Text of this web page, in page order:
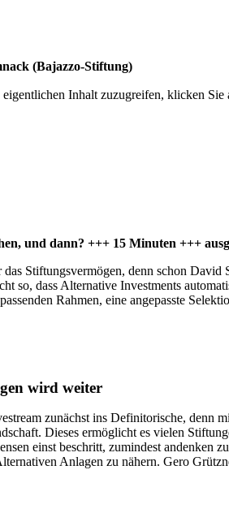
(Bajazzo-Stiftung)
Inhalt zuzugreifen, klicken
und dann? +++ 15 Minuten +++
Stiftungsvermögen, denn schon
so, dass Alternative Investments
Rahmen, eine angepasste
wird weiter
zunächst ins Definitorische, denn
Dieses ermöglicht es vielen
einst beschritt, zumindest
Anlagen zu nähern. Gero